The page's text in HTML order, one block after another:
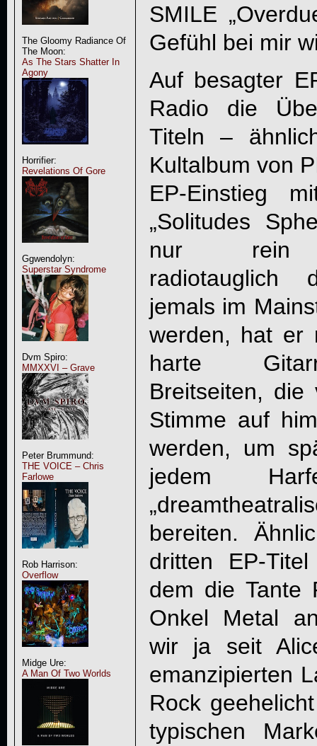
The Gloomy Radiance Of
The Moon:
As The Stars Shatter In
Agony
Horrifier:
Revelations Of Gore
Ggwendolyn:
Superstar Syndrome
Dvm Spiro:
MMXXVI – Grave
Peter Brummund:
THE VOICE – Chris
Farlowe
Rob Harrison:
Overflow
Midge Ure:
A Man Of Two Worlds
SMILE
Gefühl bei mir
Auf besagter
Radio die
Titeln –
Kultalbum von
EP-Einstieg
„Solitudes
nur rein
radiotauglich
jemals im
werden, hat er
harte
Breitseiten, die
Stimme auf
werden, um
jedem
bereiten.
dritten EP-
dem die Tante
Onkel Metal
wir ja seit
emanzipierten
Rock
typischen